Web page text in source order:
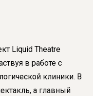
Liquid Theatre
в работе с
клиники. В
а главный